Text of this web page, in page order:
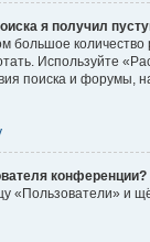
я получил
большое количество
Используйте
поиска и форумы,
конференции?
«Пользователи» и